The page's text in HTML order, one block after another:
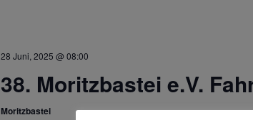
28 Juni, 2025 @ 08:00
38. Moritzbastei e.V.
Moritzbastei